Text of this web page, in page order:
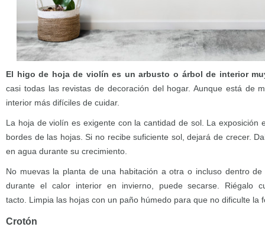
El higo de hoja de violín es un arbusto o árbol de interior
casi todas las revistas de decoración del hogar. Aunque está de
interior más difíciles de cuidar.
La hoja de violín es exigente con la cantidad de sol. La exposición
bordes de las hojas. Si no recibe suficiente sol, dejará de crecer.
en agua durante su crecimiento.
No muevas la planta de una habitación a otra o incluso dentro
durante el calor interior en invierno, puede secarse. Riégalo
tacto. Limpia las hojas con un paño húmedo para que no dificulte la
Crotón